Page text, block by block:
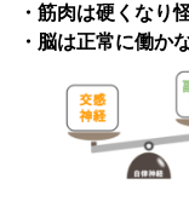
・筋肉は硬くなり
・脳は正常に働か